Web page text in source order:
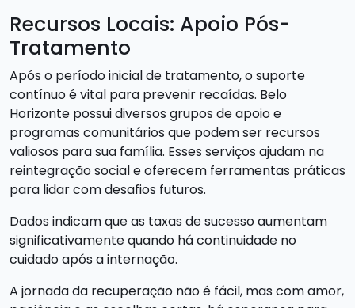
Recursos Locais: Apoio Pós-
Tratamento
Após o período inicial de tratamento, o suporte
contínuo é vital para prevenir recaídas. Belo
Horizonte possui diversos grupos de apoio e
programas comunitários que podem ser recursos
valiosos para sua família. Esses serviços ajudam na
reintegração social e oferecem ferramentas práticas
para lidar com desafios futuros.
Dados indicam que as taxas de sucesso aumentam
significativamente quando há continuidade no
cuidado após a internação.
A jornada da recuperação não é fácil, mas com amor,